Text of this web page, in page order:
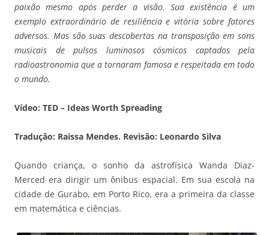
paixão mesmo após perder a visão. Sua existência é um
exemplo extraordinário de resiliência e vitória sobre fatores
adversos. Mas são suas descobertas na transposição em sons
musicais de pulsos luminosos cósmicos captados pela
radioastronomia que a tornaram famosa e respeitada em todo
o mundo.
Vídeo: TED – Ideas Worth Spreading
Tradução: Raissa Mendes. Revisão: Leonardo Silva
Quando criança, o sonho da astrofísica Wanda Diaz-
Merced era dirigir um ônibus espacial. Em sua escola na
cidade de Gurabo, em Porto Rico, era a primeira da classe
em matemática e ciências.